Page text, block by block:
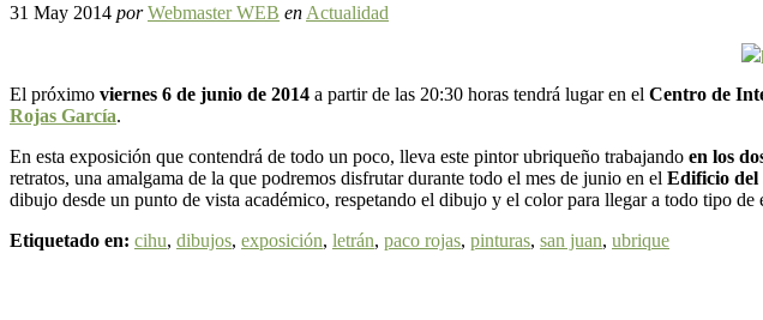
31 May 2014 por Webmaster WEB en Actualidad
El próximo viernes 6 de junio de 2014 a partir de las 20:30 horas tendrá lugar en el Centro de
Rojas García.
En esta exposición que contendrá de todo un poco, lleva este pintor ubriqueño trabajando en los
retratos, una amalgama de la que podremos disfrutar durante todo el mes de junio en el Edificio del
dibujo desde un punto de vista académico, respetando el dibujo y el color para llegar a todo tipo de
Etiquetado en: cihu, dibujos, exposición, letrán, paco rojas, pinturas, san juan, ubrique